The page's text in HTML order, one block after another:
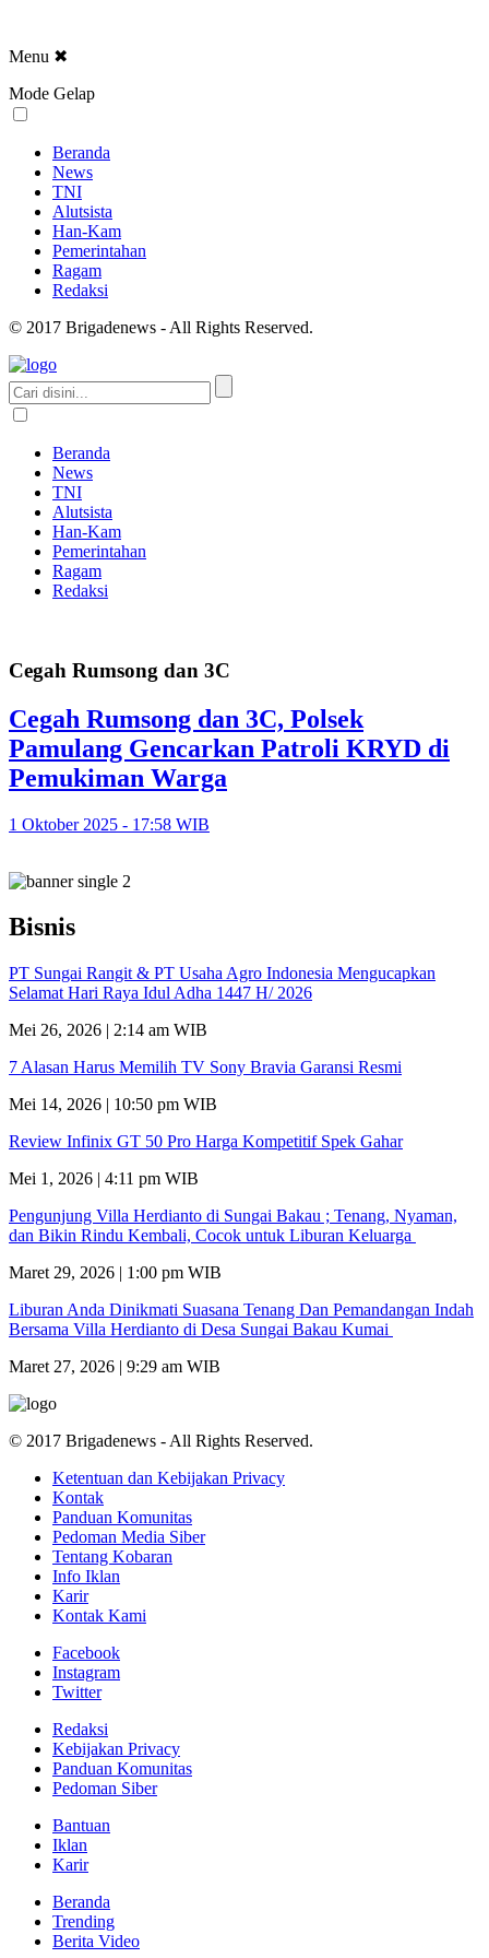
Menu ✖
Mode Gelap
Beranda
News
TNI
Alutsista
Han-Kam
Pemerintahan
Ragam
Redaksi
© 2017 Brigadenews - All Rights Reserved.
Beranda
News
TNI
Alutsista
Han-Kam
Pemerintahan
Ragam
Redaksi
Cegah Rumsong dan 3C
Cegah Rumsong dan 3C, Polsek
Pamulang Gencarkan Patroli KRYD di
Pemukiman Warga
1 Oktober 2025 - 17:58 WIB
Bisnis
PT Sungai Rangit & PT Usaha Agro Indonesia Mengucapkan
Selamat Hari Raya Idul Adha 1447 H/ 2026
Mei 26, 2026 | 2:14 am WIB
7 Alasan Harus Memilih TV Sony Bravia Garansi Resmi
Mei 14, 2026 | 10:50 pm WIB
Review Infinix GT 50 Pro Harga Kompetitif Spek Gahar
Mei 1, 2026 | 4:11 pm WIB
Pengunjung Villa Herdianto di Sungai Bakau ; Tenang, Nyaman,
dan Bikin Rindu Kembali, Cocok untuk Liburan Keluarga
Maret 29, 2026 | 1:00 pm WIB
Liburan Anda Dinikmati Suasana Tenang Dan Pemandangan Indah
Bersama Villa Herdianto di Desa Sungai Bakau Kumai
Maret 27, 2026 | 9:29 am WIB
© 2017 Brigadenews - All Rights Reserved.
Ketentuan dan Kebijakan Privacy
Kontak
Panduan Komunitas
Pedoman Media Siber
Tentang Kobaran
Info Iklan
Karir
Kontak Kami
Facebook
Instagram
Twitter
Redaksi
Kebijakan Privacy
Panduan Komunitas
Pedoman Siber
Bantuan
Iklan
Karir
Beranda
Trending
Berita Video